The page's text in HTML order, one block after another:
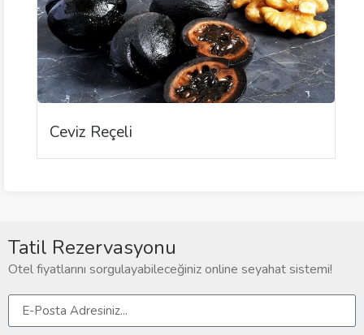
Ceviz Reçeli
Tatil Rezervasyonu
Otel fiyatlarını sorgulayabileceğiniz online seyahat sistemi!